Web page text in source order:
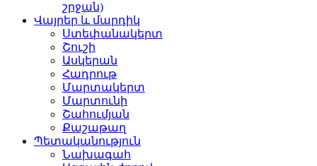
շրջան)
Վայրեր և մարդիկ
Ստեփանակերտ
Շուշի
Ասկերան
Հադրութ
Մարտակերտ
Մարտունի
Շահումյան
Քաշաթաղ
Պետականություն
Նախագահ